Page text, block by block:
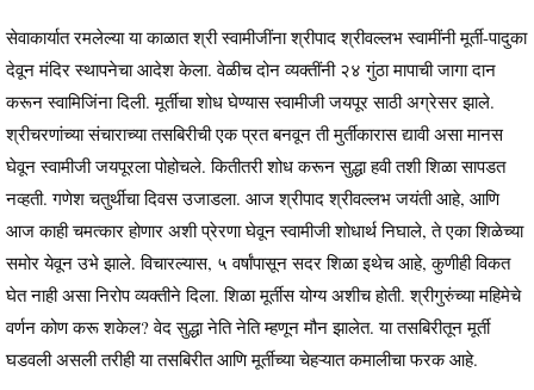
सेवाकार्यात रमलेल्या या काळात श्री स्वामीजींना श्रीपाद श्रीवल्लभ स्वामींनी मूर्ती-पादुका
देवून मंदिर स्थापनेचा आदेश केला. वेळीच दोन व्यक्तींनी २४ गुंठा मापाची जागा दान
करून स्वामिजिंना दिली. मूर्तीचा शोध घेण्यास स्वामीजी जयपूर साठी अग्रेसर झाले.
श्रीचरणांच्या संचाराच्या तसबिरीची एक प्रत बनवून ती मुर्तीकारास द्यावी असा मानस
घेवून स्वामीजी जयपूरला पोहोचले. कितीतरी शोध करून सुद्धा हवी तशी शिळा सापडत
नव्हती. गणेश चतुर्थीचा दिवस उजाडला. आज श्रीपाद श्रीवल्लभ जयंती आहे, आणि
आज काही चमत्कार होणार अशी प्रेरणा घेवून स्वामीजी शोधार्थ निघाले, ते एका शिळेच्या
समोर येवून उभे झाले. विचारल्यास, ५ वर्षांपासून सदर शिळा इथेच आहे, कुणीही विकत
घेत नाही असा निरोप व्यक्तीने दिला. शिळा मूर्तीस योग्य अशीच होती. श्रीगुरुंच्या महिमेचे
वर्णन कोण करू शकेल? वेद सुद्धा नेति नेति म्हणून मौन झालेत. या तसबिरीतून मूर्ती
घडवली असली तरीही या तसबिरीत आणि मूर्तीच्या चेहऱ्यात कमालीचा फरक आहे.